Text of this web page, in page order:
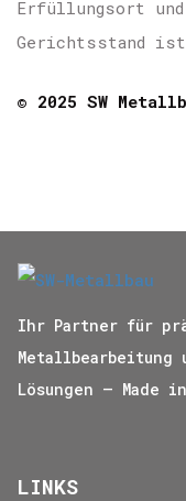
Erfüllungsort
Gerichtsstand ist
© 2025 SW
Ihr Partner für
Lösungen – Made in
LINKS